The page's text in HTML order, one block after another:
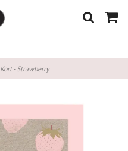
Kort - Strawberry